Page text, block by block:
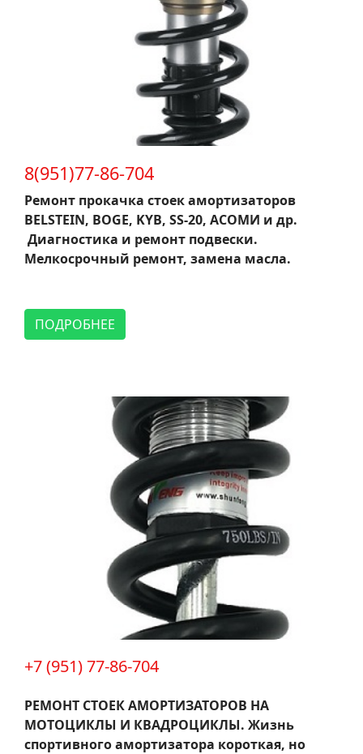
8(951)77-86-704
Ремонт прокачка стоек амортизаторов
BELSTEIN, BOGE, KYB, SS-20, АСОМИ и др.
Диагностика и ремонт подвески.
Мелкосрочный ремонт, замена масла.
ПОДРОБНЕЕ
+7 (951) 77-86-704
РЕМОНТ СТОЕК АМОРТИЗАТОРОВ НА
МОТОЦИКЛЫ И КВАДРОЦИКЛЫ. Жизнь
спортивного амортизатора короткая, но